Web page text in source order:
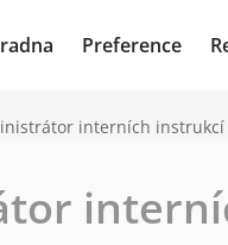
Preference
interních instrukcí